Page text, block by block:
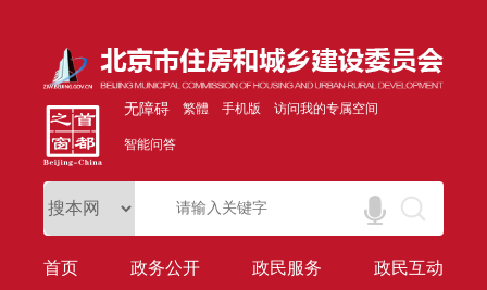
无障碍 繁體 手机版 访问我的专属空间
智能问答
首页 政务公开 政民服务 政民互动